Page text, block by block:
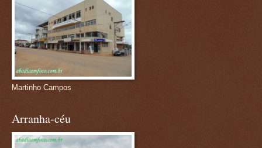
Martinho Campos
Arranha-céu